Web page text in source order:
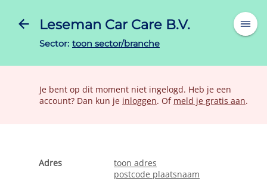
Leseman Car Care B.V.
Sector: toon sector/branche
Je bent op dit moment niet ingelogd. Heb je een
account? Dan kun je inloggen. Of meld je gratis aan.
Adres
toon adres
postcode plaatsnaam